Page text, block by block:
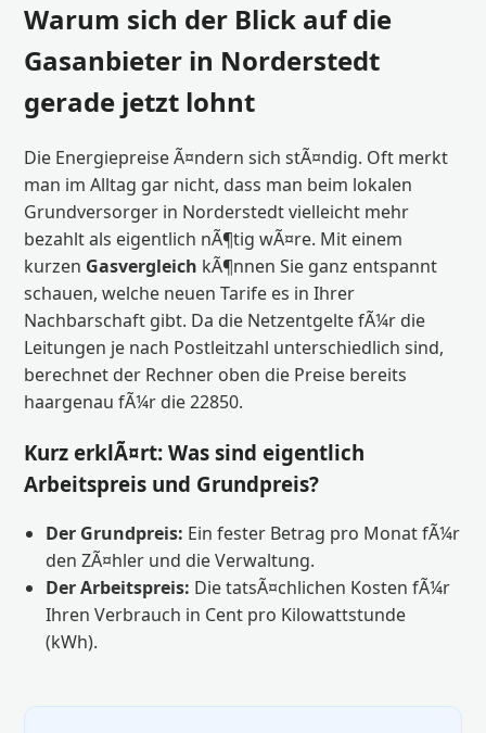
Warum sich der Blick auf die
Gasanbieter in Norderstedt
gerade jetzt lohnt
Die Energiepreise Ã¤ndern sich stÃ¤ndig. Oft merkt
man im Alltag gar nicht, dass man beim lokalen
Grundversorger in Norderstedt vielleicht mehr
bezahlt als eigentlich nÃ¶tig wÃ¤re. Mit einem
kurzen Gasvergleich kÃ¶nnen Sie ganz entspannt
schauen, welche neuen Tarife es in Ihrer
Nachbarschaft gibt. Da die Netzentgelte fÃ¼r die
Leitungen je nach Postleitzahl unterschiedlich sind,
berechnet der Rechner oben die Preise bereits
haargenau fÃ¼r die 22850.
Kurz erklÃ¤rt: Was sind eigentlich
Arbeitspreis und Grundpreis?
Der Grundpreis: Ein fester Betrag pro Monat fÃ¼r
den ZÃ¤hler und die Verwaltung.
Der Arbeitspreis: Die tatsÃ¤chlichen Kosten fÃ¼r
Ihren Verbrauch in Cent pro Kilowattstunde
(kWh).